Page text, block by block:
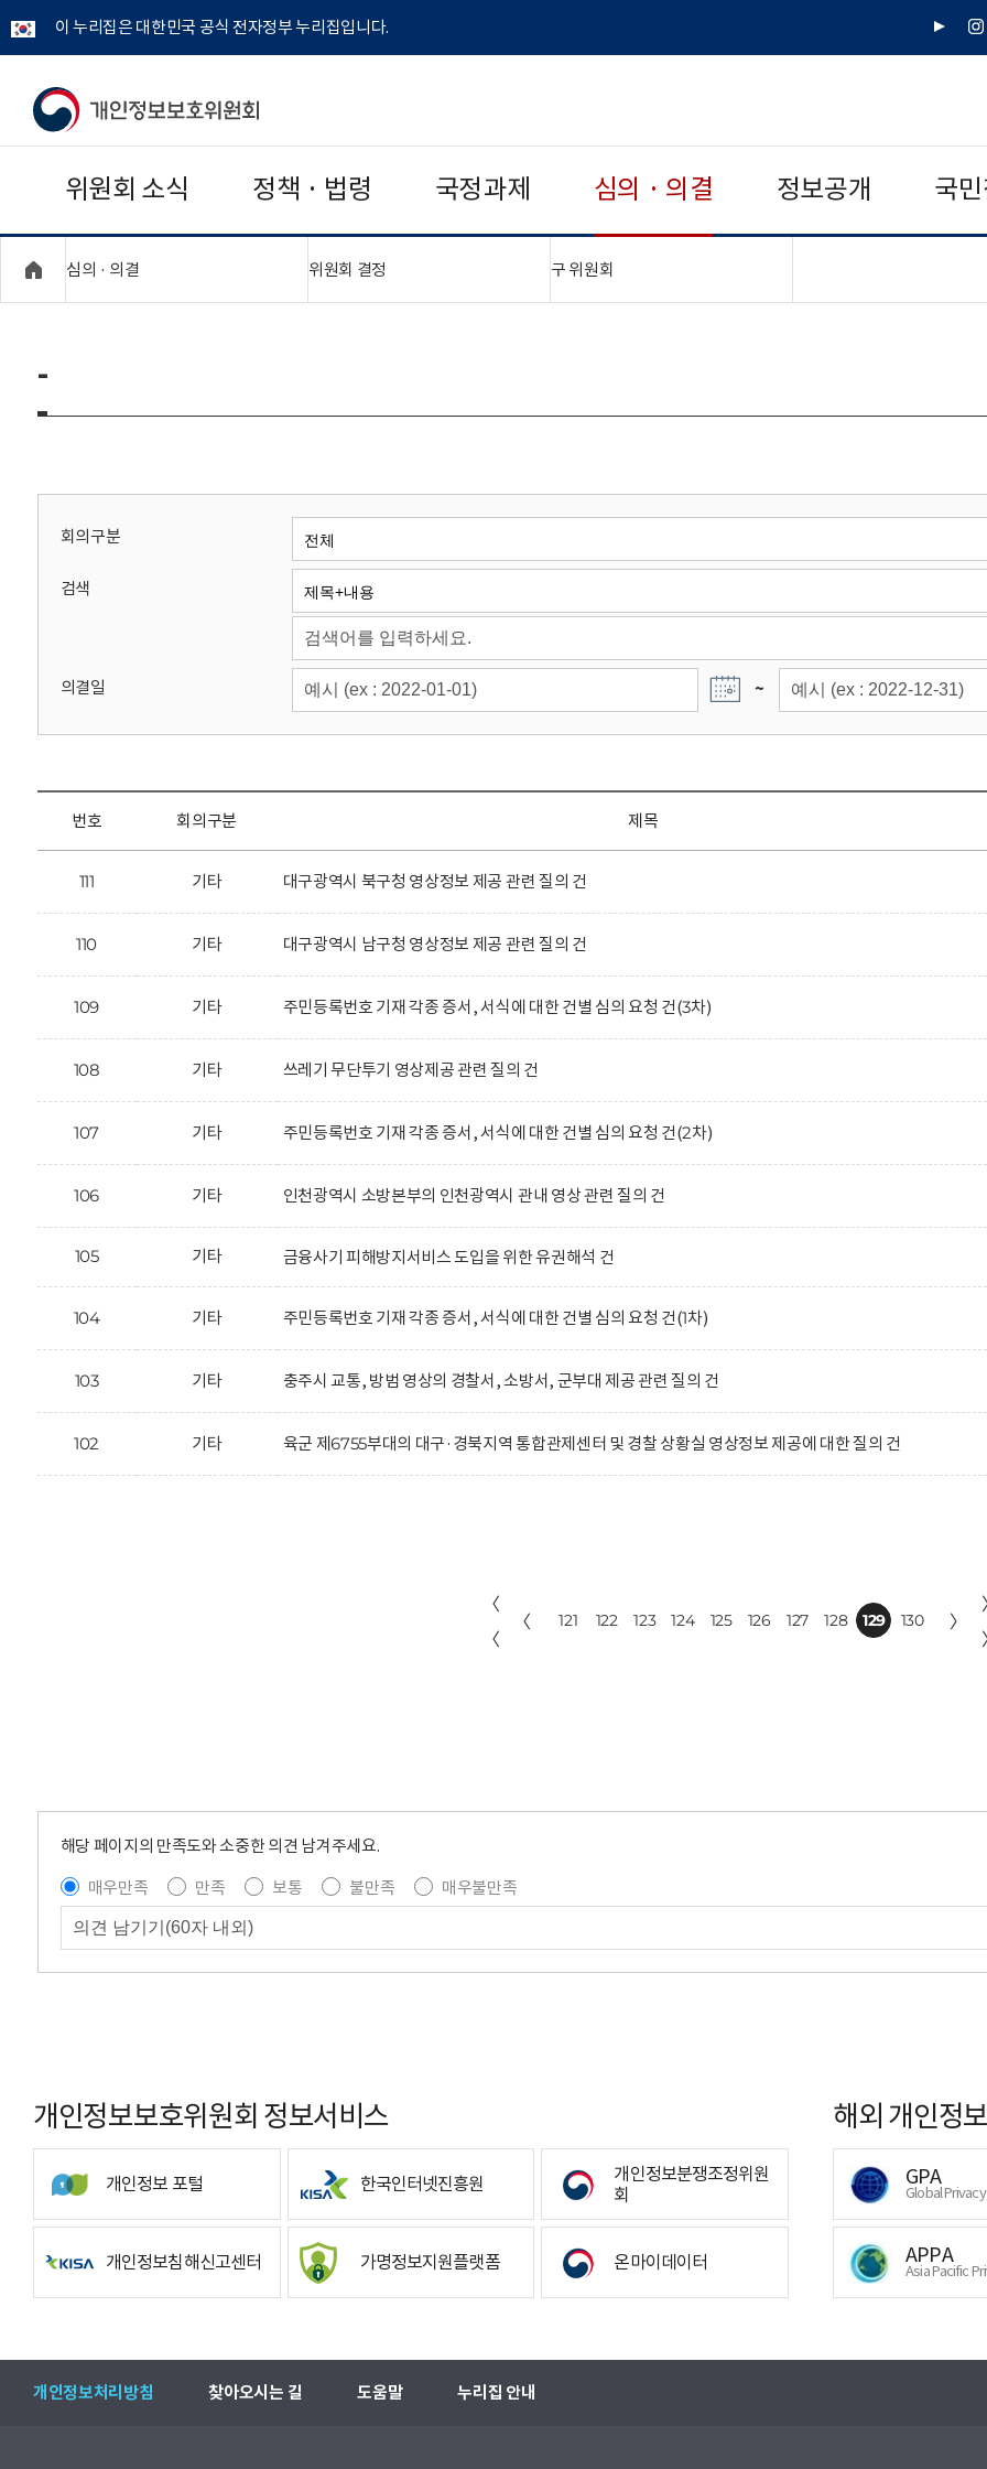
이 누리집은 대한민국 공식 전자정부 누리집입니다.
유
인
개
보
보
위
회
위원회 소식 정책 · 법령 국정과제 심의 · 의결 정보공개 국
심의 · 의결 위원회 결정 구 위원회
-
회의구분
검색
의결일 ~
번호 회의구분 제목
111 기타 대구광역시 북구청 영상정보 제공 관련 질의 건
110 기타 대구광역시 남구청 영상정보 제공 관련 질의 건
109 기타 주민등록번호 기재 각종 증서, 서식에 대한 건별 심의 요청 건(3차)
108 기타 쓰레기 무단투기 영상제공 관련 질의 건
107 기타 주민등록번호 기재 각종 증서, 서식에 대한 건별 심의 요청 건(2차)
106 기타 인천광역시 소방본부의 인천광역시 관내 영상 관련 질의 건
105 기타 금융사기 피해방지서비스 도입을 위한 유권해석 건
104 기타 주민등록번호 기재 각종 증서, 서식에 대한 건별 심의 요청 건(1차)
103 기타 충주시 교통, 방범 영상의 경찰서, 소방서, 군부대 제공 관련 질의 건
102 기타 육군 제6755부대의 대구·경북지역 통합관제센터 및 경찰 상황실 영상정보 제공에 대한 질의 건
〈
〈
〈 121 122 123 124 125 126 127 128 129 130 〉
해당 페이지의 만족도와 소중한 의견 남겨주세요.
매우만족
만족 보통 불만족
매우불만족
개인정보보호위원회 정보서비스
개인정보 포털 한국인터넷진흥원
개인정보분쟁조정위원
회
개인정보침해신고센터 가명정보지원플랫폼 온마이데이터
해외 개인정
GPA
Global
APPA
Asia Pacific
개인정보처리방침 찾아오시는 길 도움말 누리집 안내